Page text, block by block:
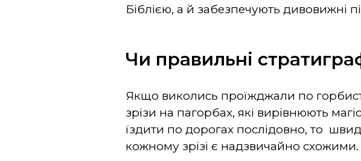
Біблією, а й забезпечують дивовижні
Чи правильні
Якщо виколись проїжджали по
зрізи на пагорбах, які вирівнюють
їздити по дорогах послідовно, то
кожному зрізі є надзвичайно схожими.